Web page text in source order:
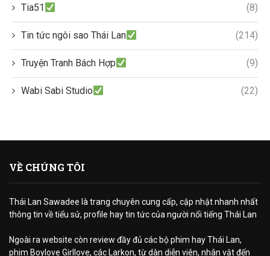
Tia51 (8)
Tin tức ngôi sao Thái Lan (214)
Truyện Tranh Bách Hợp (9)
Wabi Sabi Studio (22)
VỀ CHÚNG TÔI
Thái Lan Sawadee là trang chuyên cung cấp, cập nhật nhanh nhất
thông tin về tiểu sử, profile hay tin tức của người nổi tiếng Thái Lan
Ngoài ra website còn review đầy đủ các bộ phim hay Thái Lan,
phim Boylove Girllove, các Larkon, từ dàn diễn viên, nhân vật đến